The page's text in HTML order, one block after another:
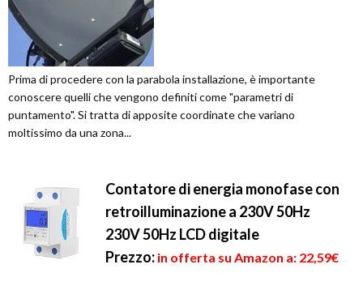
Prima di procedere con la parabola installazione, è importante
conoscere quelli che vengono definiti come "parametri di
puntamento". Si tratta di apposite coordinate che variano
moltissimo da una zona...
Contatore di energia monofase con
retroilluminazione a 230V 50Hz
230V 50Hz LCD digitale
Prezzo: in offerta su Amazon a: 22,59€